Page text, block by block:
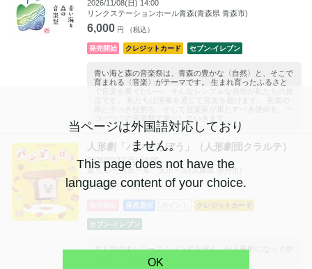
当ページは外国語対応しており
ません。
This page does not have the
language content of your choice.
OK
2026/11/08(日) 14:00
リンクステーションホール青森(青森県 青森市)
6,000 円 （税込）
発売開始 クレジットカード セブン‐イレブン
青い海と森の音楽祭は、青森の豊かな〈自然〉と、そこで
育まれる〈音楽〉がテーマです。 生まれ育ったふるさと
つ一つこの音楽祭で果たしていきます。
人形劇「パンどろぼう」（人形劇団クラルテ）
2026/09/27(日) 14:00
東リ いたみホール 大ホール(兵庫県 伊丹市)
3,000 円 （税込）
座席選択 クレジットカード
セブン‐イレブン
大人気絵本シリーズ「パンどろぼう」が人形劇になって伊
丹にやってきます！